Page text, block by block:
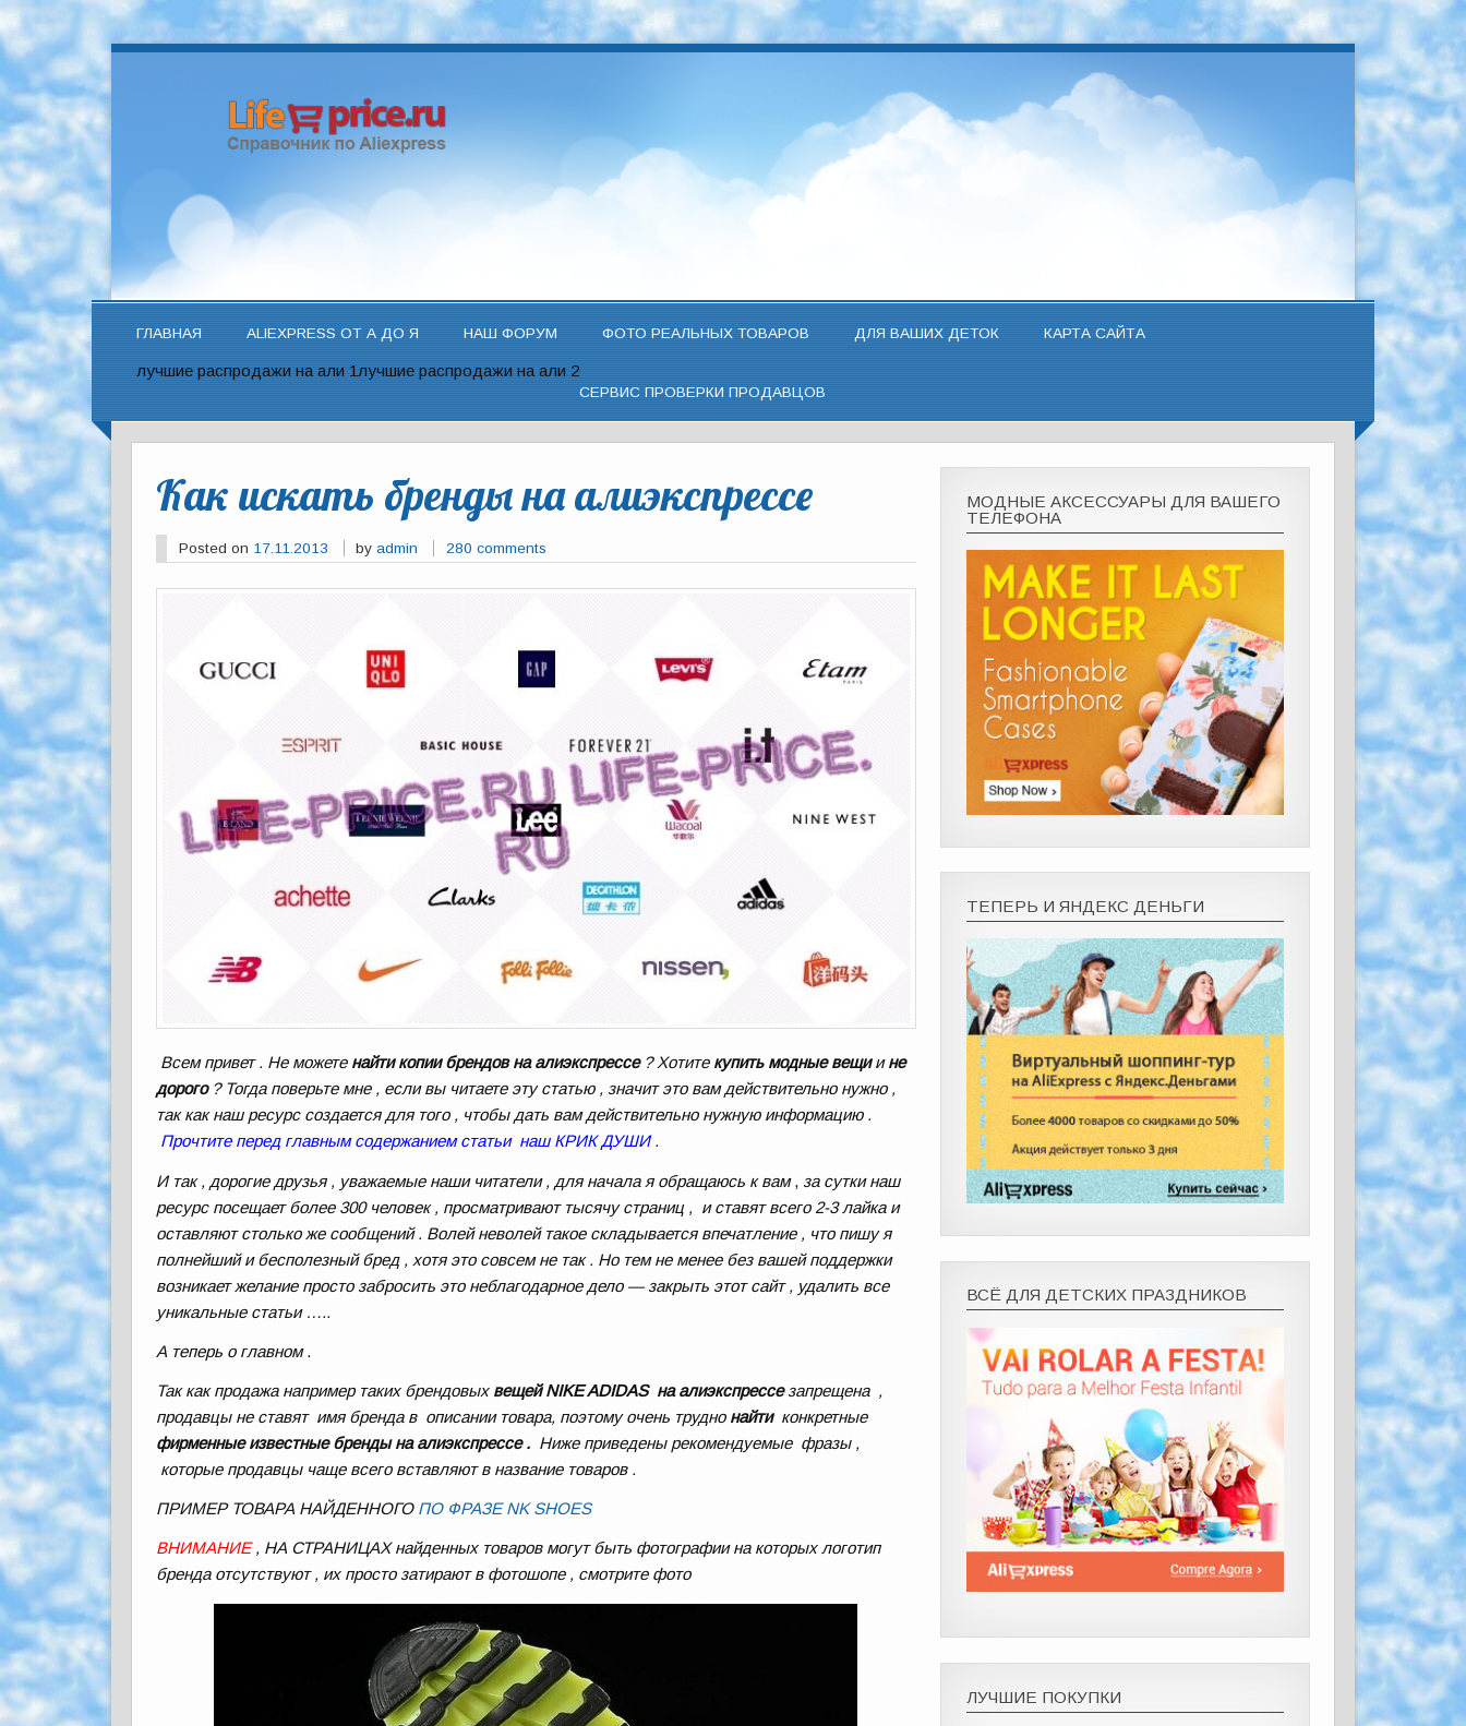
ГЛАВНАЯ ALIEXPRESS ОТ А ДО Я НАШ ФОРУМ ФОТО РЕАЛЬНЫХ ТОВАРОВ ДЛЯ ВАШИХ ДЕТОК КАРТА САЙТА
лучшие распродажи на али 1лучшие распродажи на али 2
СЕРВИС ПРОВЕРКИ ПРОДАВЦОВ
Как искать бренды на алиэкспрессе
Posted on 17.11.2013 byadmin 280 comments
Всем привет . Не можете найти копии брендов на алиэкспрессе? Хотите купить модные вещиине
дорого? Тогда поверьте мне , если вы читаете эту статью , значит это вам действительно нужно ,
так как наш ресурс создается для того , чтобы дать вам действительно нужную информацию .
Прочтите перед главным содержанием статьи наш КРИК ДУШИ.
И так , дорогие друзья , уважаемые наши читатели , для начала я обращаюсь к вам, за сутки наш
ресурс посещает более 300 человек , просматривают тысячу страниц , и ставят всего 2-3 лайка и
оставляют столько же сообщений . Волей неволей такое складывается впечатление , что пишу я
полнейший и бесполезный бред , хотя это совсем не так . Но тем не менее без вашей поддержки
возникает желание просто забросить это неблагодарное дело — закрыть этот сайт , удалить все
уникальные статьи …..
А теперь о главном.
Так как продажа например таких брендовых вещей NIKE ADIDAS на алиэкспрессезапрещена ,
продавцы не ставят имя бренда в описании товара, поэтому очень трудно найтиконкретные
фирменные известные бренды на алиэкспрессе . Ниже приведены рекомендуемые фразы ,
которые продавцы чаще всего вставляют в название товаров .
ПРИМЕР ТОВАРА НАЙДЕННОГО ПО ФРАЗЕ NK SHOES
ВНИМАНИЕ, НА СТРАНИЦАХ найденных товаров могут быть фотографии на которых логотип
бренда отсутствуют , их просто затирают в фотошопе , смотрите фото
МОДНЫЕ АКСЕССУАРЫ ДЛЯ ВАШЕГО
ТЕЛЕФОНА
ТЕПЕРЬ И ЯНДЕКС ДЕНЬГИ
ВСЁ ДЛЯ ДЕТСКИХ ПРАЗДНИКОВ
ЛУЧШИЕ ПОКУПКИ